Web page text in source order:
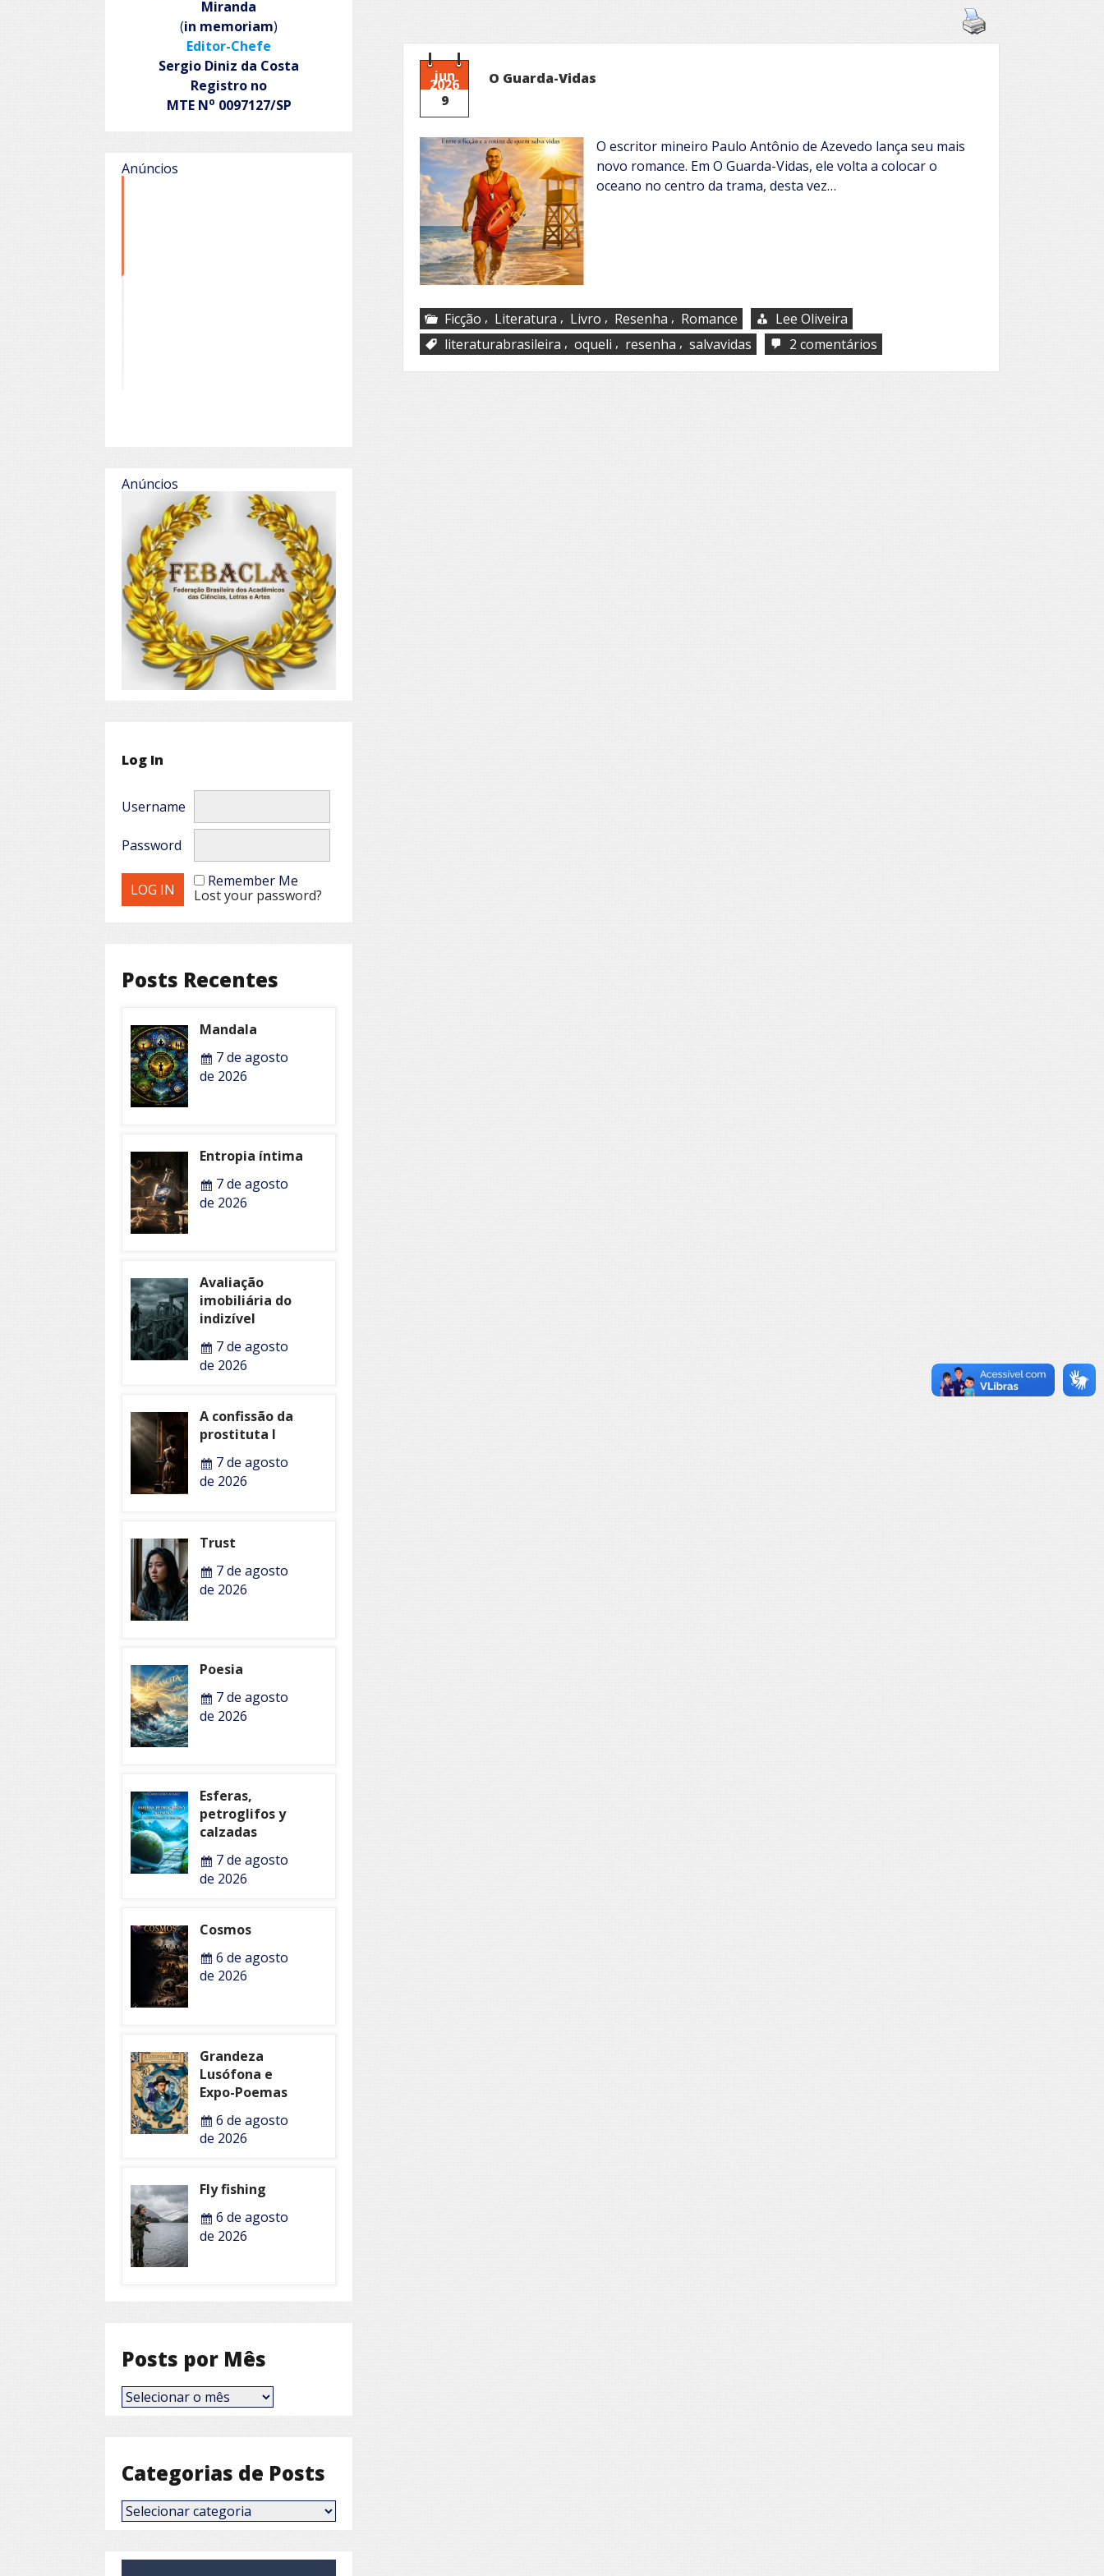
jun
2026
9
O Guarda-Vidas
O escritor mineiro Paulo Antônio de Azevedo lança seu mais
novo romance. Em O Guarda-Vidas, ele volta a colocar o
oceano no centro da trama, desta vez…
Ficção , Literatura , Livro , Resenha , Romance
Lee Oliveira
literaturabrasileira , oqueli , resenha , salvavidas 2 comentários
O
Guarda-
Miranda
(in memoriam)
Editor-Chefe
Sergio Diniz da Costa
Registro no
MTE No 0097127/SP
Anúncios
Anúncios
Log In
Username
Password
Remember Me
Lost your password?
Posts Recentes
Mandala
7 de agosto
de 2026
Entropia íntima
7 de agosto
de 2026
Avaliação
imobiliária do
indizível
7 de agosto
de 2026
A confissão da
prostituta I
7 de agosto
de 2026
Trust
7 de agosto
de 2026
Poesia
7 de agosto
de 2026
Esferas,
petroglifos y
calzadas
7 de agosto
de 2026
Cosmos
6 de agosto
de 2026
Grandeza
Lusófona e
Expo-Poemas
6 de agosto
de 2026
Fly fishing
6 de agosto
de 2026
Posts por Mês
Posts
por
Categorias de Posts
Categorias
de